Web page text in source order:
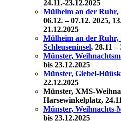
24.11.-23.12.2025
Mülheim an der Ruhr,
06.12. – 07.12. 2025,
21.12.2025
Mülheim an der Ruhr,
Schleuseninsel, 28.11 –
Münster,
bis 23.12.2025
Münster, Giebel-
22.12.2025
Münster, XMS-
Harsewinkelplatz,
Münster,
bis 23.12.2025